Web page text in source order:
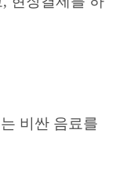
비싼 음료를